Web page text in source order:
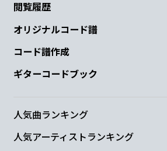
閲覧履歴
オリジナルコード譜
コード譜作成
ギターコードブック
人気曲ランキング
人気アーティストランキング